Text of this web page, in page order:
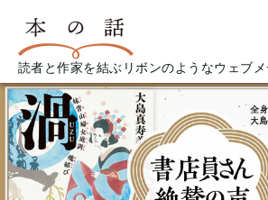
読者と作家を結ぶリボンのようなウェブメ